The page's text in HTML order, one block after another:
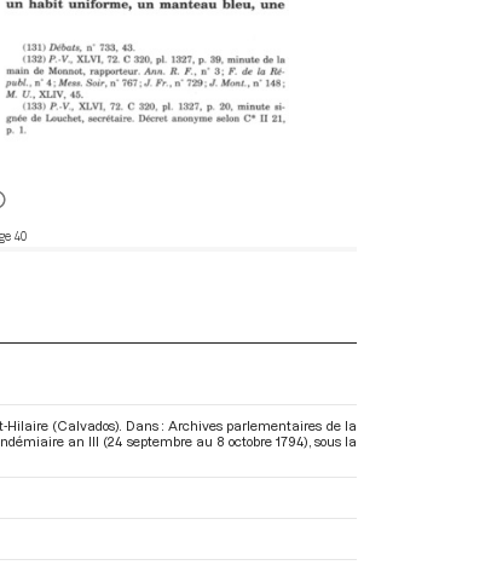
40
Hilaire (Calvados). Dans : Archives parlementaires de la
an III (24 septembre au 8 octobre 1794) , sous la